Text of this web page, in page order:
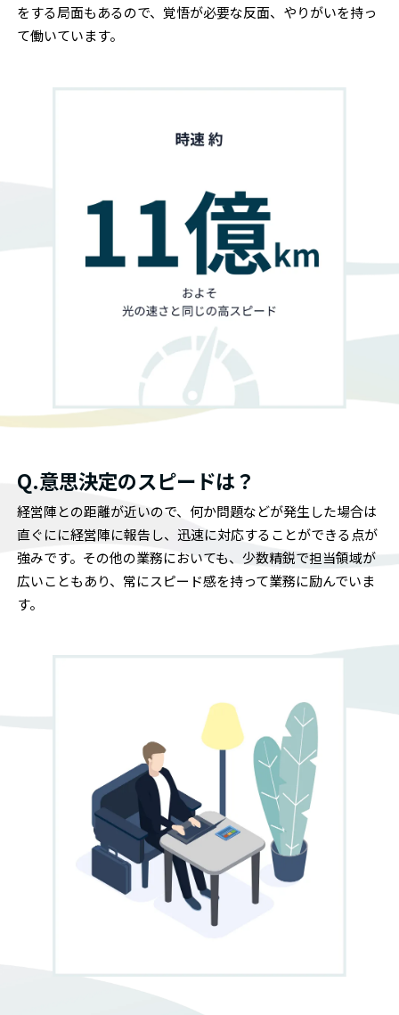
をする局面もあるので、覚悟が必要な反面、やりがいを持っ
て働いています。
Q.意思決定のスピードは？
経営陣との距離が近いので、何か問題などが発生した場合は
直ぐにに経営陣に報告し、迅速に対応することができる点が
強みです。その他の業務においても、少数精鋭で担当領域が
広いこともあり、常にスピード感を持って業務に励んでいま
す。